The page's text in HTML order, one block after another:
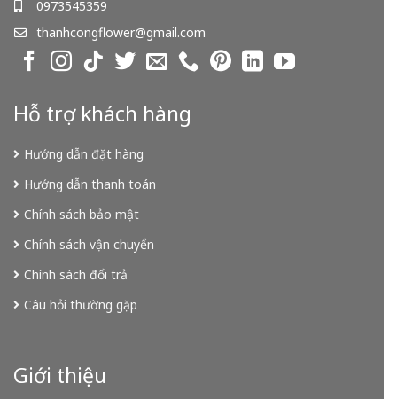
0973545359
thanhcongflower@gmail.com
Hỗ trợ khách hàng
Hướng dẫn đặt hàng
Hướng dẫn thanh toán
Chính sách bảo mật
Chính sách vận chuyển
Chính sách đổi trả
Câu hỏi thường gặp
Giới thiệu